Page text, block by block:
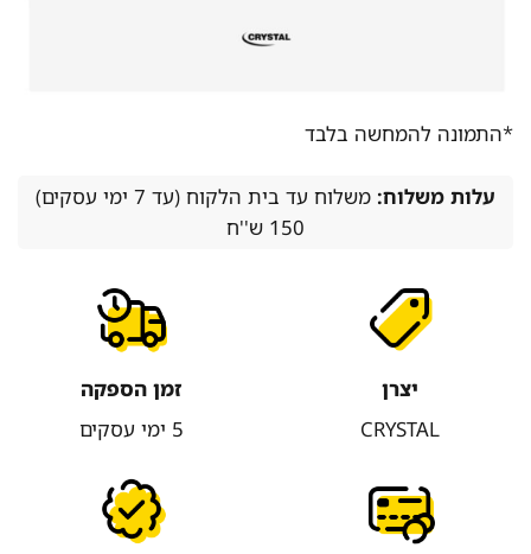
*התמונה להמחשה בלבד
עלות משלוח:
משלוח עד בית הלקוח (עד 7 ימי עסקים)
150 ש''ח
יצרן
CRYSTAL
זמן הספקה
5 ימי עסקים